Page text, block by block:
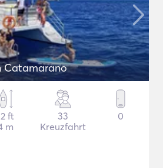
Catamarano
ft
m
33
Kreuzfahrt
0